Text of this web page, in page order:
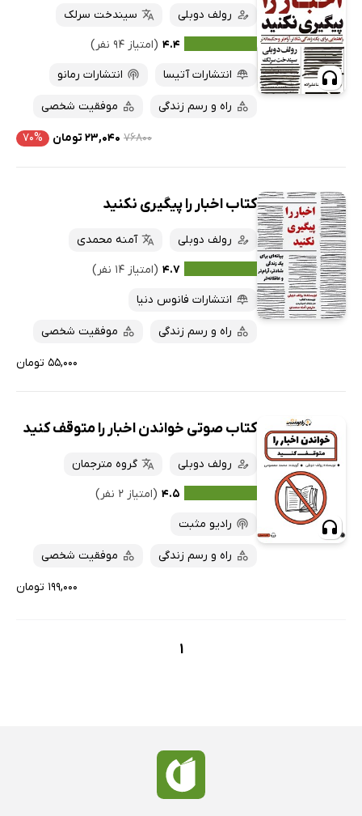
رولف دوبلی
سیندخت سرلک
۴.۴ (امتیاز ۹۴ نفر)
انتشارات آتیسا
انتشارات رمانو
راه و رسم زندگی موفقیت شخصی
۷۶۸۰۰ ۲۳,۰۴۰ تومان ۷۰%
کتاب اخبار را پیگیری نکنید
رولف دوبلی
آمنه محمدی
۴.۷ (امتیاز ۱۴ نفر)
انتشارات فانوس دنیا
راه و رسم زندگی موفقیت شخصی
۵۵,۰۰۰ تومان
کتاب صوتی خواندن اخبار را متوقف کنید
رولف دوبلی
گروه مترجمان
۴.۵ (امتیاز ۲ نفر)
رادیو مثبت
راه و رسم زندگی موفقیت شخصی
۱۹۹,۰۰۰ تومان
1